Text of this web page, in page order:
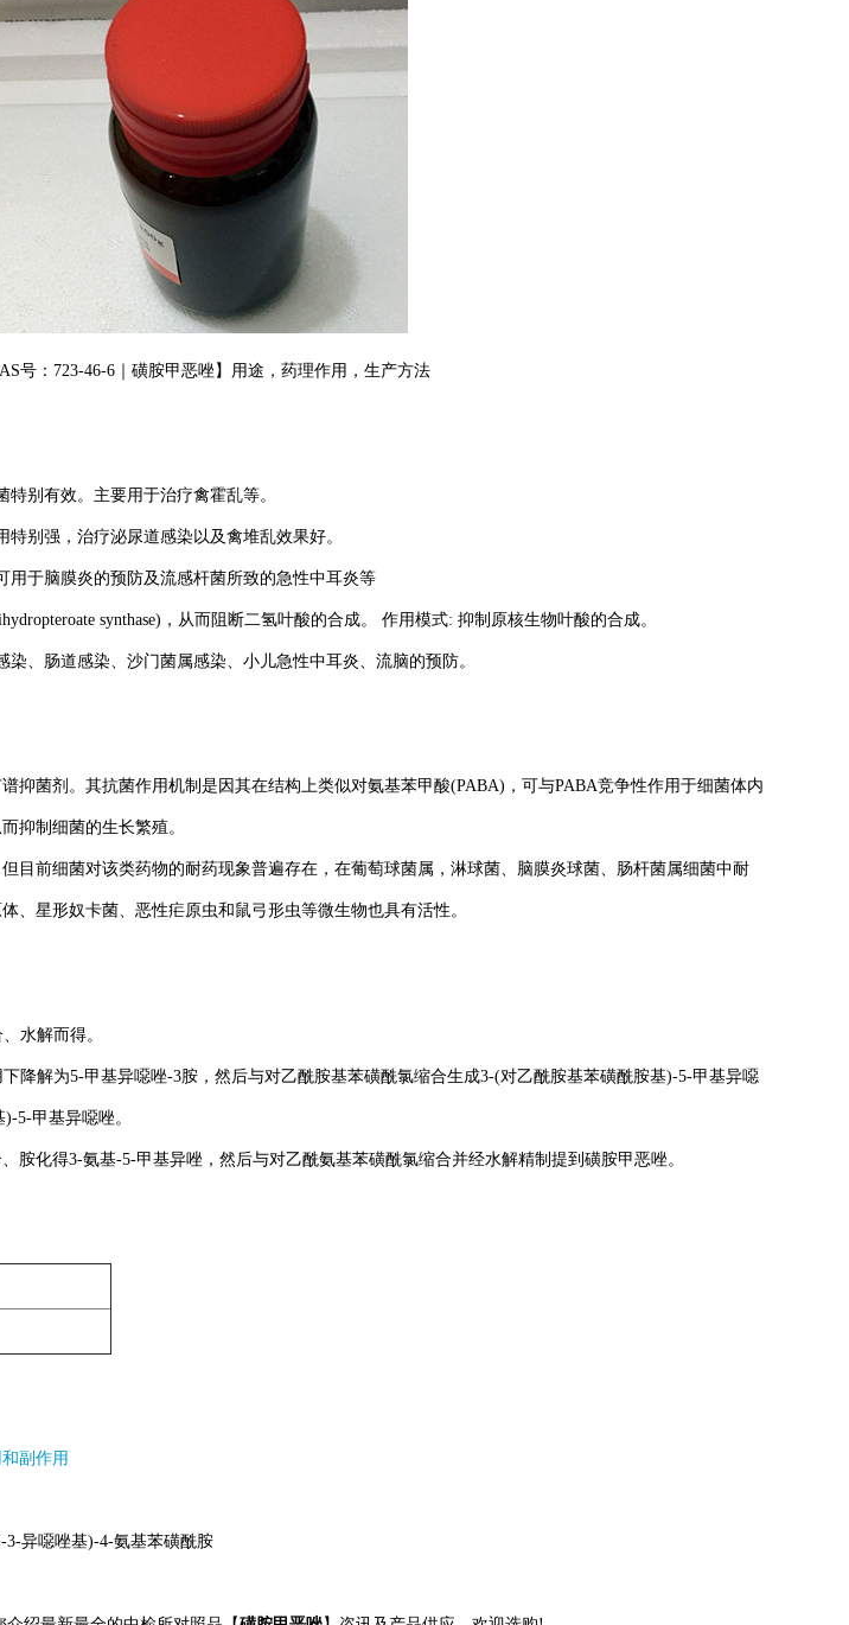
号：723-46-6｜磺胺甲恶唑】用途，药理作用，生产方法
别有效。主要用于治疗禽霍乱等。
别强，治疗泌尿道感染以及禽堆乱效果好。
于脑膜炎的预防及流感杆菌所致的急性中耳炎等
synthase)，从而阻断二氢叶酸的合成。 作用模式: 抑制原核生物叶酸的合成。
、肠道感染、沙门菌属感染、小儿急性中耳炎、流脑的预防。
抑菌剂。其抗菌作用机制是因其在结构上类似对氨基苯甲酸(PABA)，可与PABA竞争性作用于细菌体内
抑制细菌的生长繁殖。
目前细菌对该类药物的耐药现象普遍存在，在葡萄球菌属，淋球菌、脑膜炎球菌、肠杆菌属细菌中耐
、星形奴卡菌、恶性疟原虫和鼠弓形虫等微生物也具有活性。
水解而得。
降解为5-甲基异噁唑-3胺，然后与对乙酰胺基苯磺酰氯缩合生成3-(对乙酰胺基苯磺酰胺基)-5-甲基异噁
5-甲基异噁唑。
胺化得3-氨基-5-甲基异唑，然后与对乙酰氨基苯磺酰氯缩合并经水解精制提到磺胺甲恶唑。
副作用
3-异噁唑基)-4-氨基苯磺酰胺